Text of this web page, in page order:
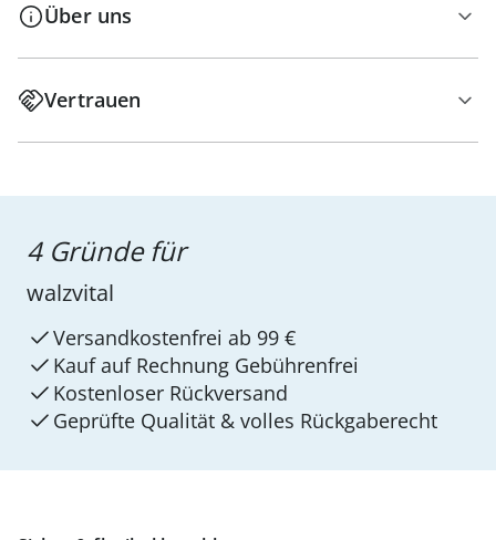
Über uns
Vertrauen
4 Gründe für
walzvital
Versandkostenfrei ab 99 €
Kauf auf Rechnung Gebührenfrei
Kostenloser Rückversand
Geprüfte Qualität & volles Rückgaberecht